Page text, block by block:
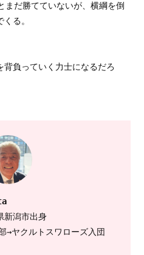
だ勝てていないが、横綱を倒
る。
負っていく力士になるだろ
新潟市出身
→ヤクルトスワローズ入団